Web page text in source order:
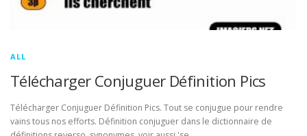
ALL
Télécharger Conjuguer Définition Pics
Télécharger Conjuguer Définition Pics. Tout se conjugue pour rendre
vains tous nos efforts. Définition conjuguer dans le dictionnaire de